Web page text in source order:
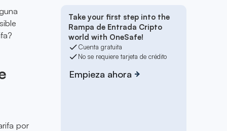
por
Take your first step into the
Rampa de Entrada Cripto
world with OneSafe!
Cuenta gratuita
No se requiere tarjeta de crédito
Empieza ahora